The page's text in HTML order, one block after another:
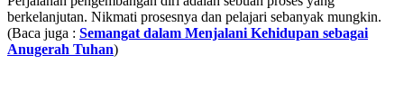
berkelanjutan. Nikmati prosesnya dan pelajari sebanyak mungkin.
(Baca juga : Semangat dalam Menjalani Kehidupan sebagai
Anugerah Tuhan)